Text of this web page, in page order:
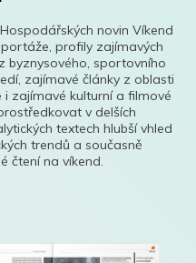
novin Víkend
profily zajímavých
byznysového, sportovního
zajímavé články z oblasti
zajímavé kulturní a filmové
v delších
textech hlubší vhled
trendů a současně
čtení na víkend.